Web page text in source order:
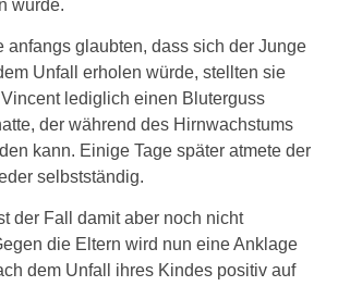
wurde.
anfangs glaubten, dass sich der Junge
Unfall erholen würde, stellten sie
lediglich einen Bluterguss
der während des Hirnwachstums
kann. Einige Tage später atmete der
selbstständig.
der Fall damit aber noch nicht
die Eltern wird nun eine Anklage
dem Unfall ihres Kindes positiv auf